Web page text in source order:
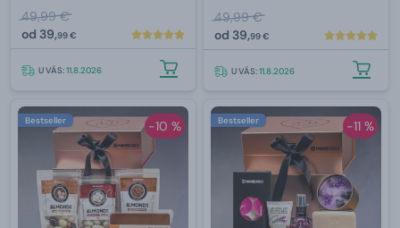
49,99 €
od 39,99 €
U VÁS:11.8.2026
49,99 €
od 39,99 €
U VÁS:11.8.2026
-10 %
Bestseller -11 %
Bestseller